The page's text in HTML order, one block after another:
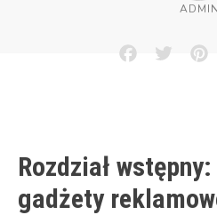
ADMIN
FacebookTwitter
Rozdział
gadżety